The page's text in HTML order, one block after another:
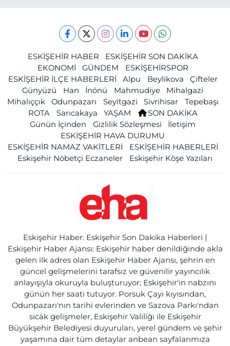
ESKİŞEHİR HABER
ESKİŞEHİR SON DAKİKA
EKONOMİ
GÜNDEM
ESKİŞEHİRSPOR
ESKİŞEHİR İLÇE HABERLERİ
Alpu Beylikova
Çifteler
Günyüzü
Han İnönü Mahmudiye
Mihalgazi
Mihalıççık
Odunpazarı Seyitgazi Sivrihisar
Tepebaşı
ROTA
Sarıcakaya YAŞAM
SON DAKİKA
Günün İçinden
Gizlilik Sözleşmesi
İletişim
ESKİŞEHİR HAVA DURUMU
ESKİŞEHİR NAMAZ VAKİTLERİ
ESKİŞEHİR HABERLERİ
Eskişehir Nöbetçi Eczaneler
Eskişehir Köşe Yazıları
Eskişehir Haber: Eskişehir Son Dakika Haberleri |
Eskişehir Haber Ajansı: Eskişehir haber denildiğinde akla
gelen ilk adres olan Eskişehir Haber Ajansı, şehrin en
güncel gelişmelerini tarafsız ve güvenilir yayıncılık
anlayışıyla okuruyla buluşturuyor; Eskişehir'in nabzını
günün her saati tutuyor. Porsuk Çayı kıyısından,
Odunpazarı'nın tarihi evlerinden ve Sazova Parkı'ndan
sıcak gelişmeler, Eskişehir Valiliği ile Eskişehir
Büyükşehir Belediyesi duyuruları, yerel gündem ve şehir
yaşamına dair tüm detaylar anbean sayfalarımıza